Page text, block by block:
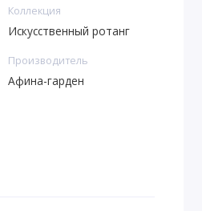
Коллекция
Искусственный ротанг
Производитель
Афина-гарден